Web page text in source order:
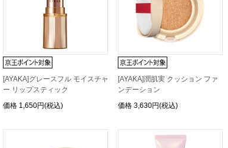
[AYAKA]グレースフル モイスチャ
ー リップスティック
価格 1,650円(税込)
[AYAKA]潤肌実 クッション ファ
ンデーション
価格 3,630円(税込)